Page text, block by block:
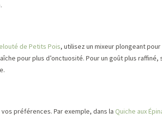
de Petits Pois, utilisez un mixeur plongeant
pour plus d’onctuosité. Pour un goût plus raffiné,
préférences. Par exemple, dans la Quiche aux